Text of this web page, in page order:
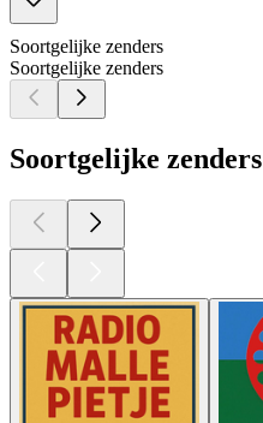
Soortgelijke zenders
Soortgelijke zenders
Soortgelijke zenders